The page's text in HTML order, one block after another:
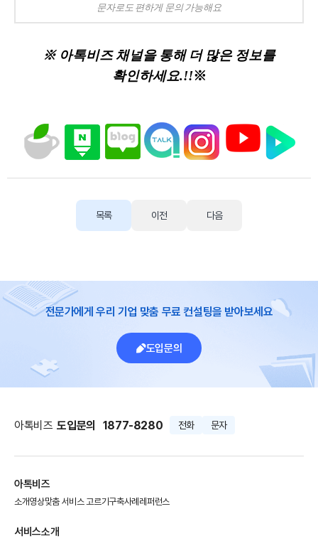
문자로도 편하게 문의 가능해요
※ 아톡비즈 채널을 통해 더 많은 정보를
확인하세요.!!※
목록 이전 다음
전문가에게 우리 기업 맞춤 무료 컨설팅을 받아보세요
도입문의
아톡비즈 도입문의 1877-8280 전화 문자
아톡비즈
소개영상맞춤 서비스 고르기구축사례 레퍼런스
서비스소개